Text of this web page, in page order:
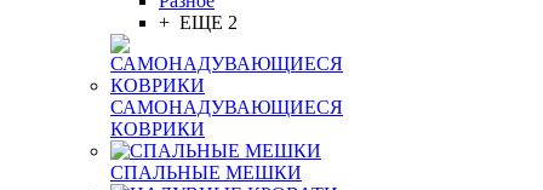
+ ЕЩЕ 2
САМОНАДУВАЮЩИЕСЯ
КОВРИКИ
СПАЛЬНЫЕ МЕШКИ